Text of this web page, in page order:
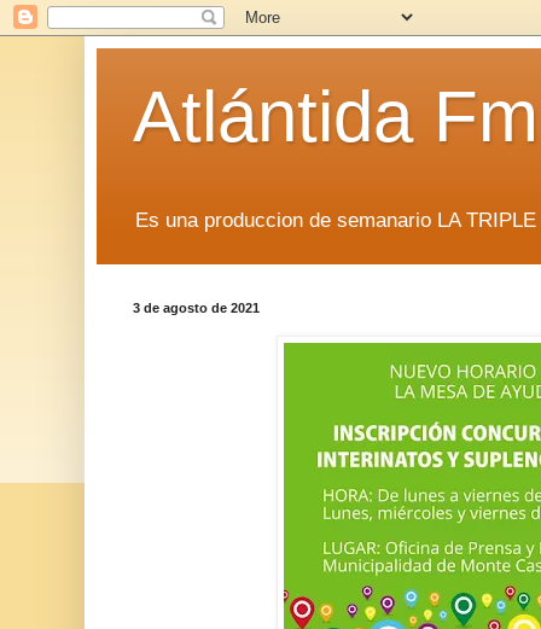
Atlántida
Es una produccion de semanario LA
3 de agosto de 2021